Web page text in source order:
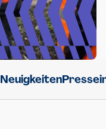
Neuigkeiten